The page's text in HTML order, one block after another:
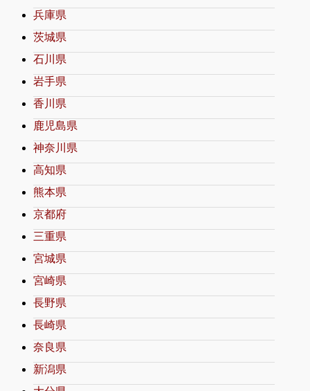
兵庫県
茨城県
石川県
岩手県
香川県
鹿児島県
神奈川県
高知県
熊本県
京都府
三重県
宮城県
宮崎県
長野県
長崎県
奈良県
新潟県